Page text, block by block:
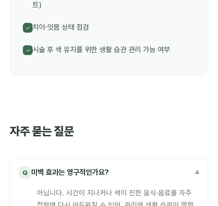
트)
✓ 치아·잇몸 상태 점검
✓ 시술 후 색 유지를 위한 생활 습관 관리 가능 여부
자주 묻는 질문
Q 미백 효과는 영구적인가요? ▾
아닙니다. 시간이 지나거나 색이 진한 음식·음료를 자주